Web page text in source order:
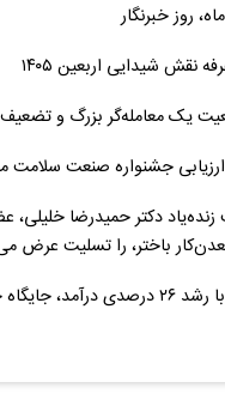
نقش شیدایی اربعین ۱۴۰۵
یک معامله‌گر بزرگ و
جشنواره صنعت سلامت‌
دکتر حمیدرضا خلیلی،
باختر، را تسلیت عرض
خود را تثبیت کرد